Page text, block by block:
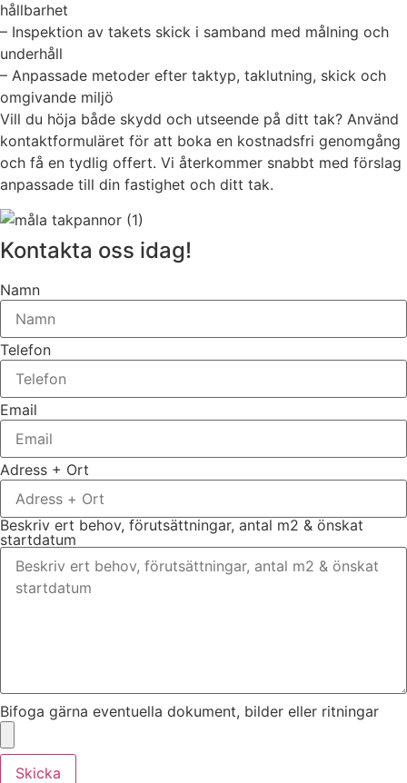
hållbarhet
– Inspektion av takets skick i samband med målning och
underhåll
– Anpassade metoder efter taktyp, taklutning, skick och
omgivande miljö
Vill du höja både skydd och utseende på ditt tak? Använd
kontaktformuläret för att boka en kostnadsfri genomgång
och få en tydlig offert. Vi återkommer snabbt med förslag
anpassade till din fastighet och ditt tak.
Kontakta oss idag!
Namn
Telefon
Email
Adress + Ort
Beskriv ert behov, förutsättningar, antal m2 & önskat
startdatum
Bifoga gärna eventuella dokument, bilder eller ritningar
Skicka